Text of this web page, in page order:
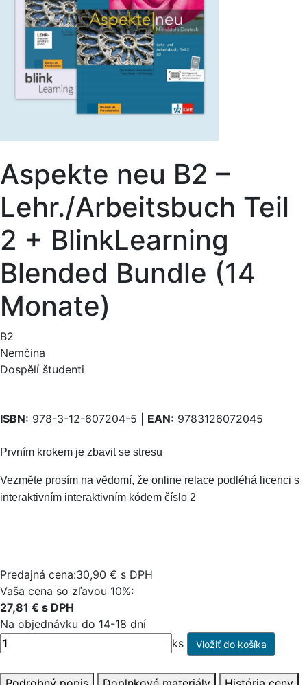
Aspekte neu B2 –
Lehr./Arbeitsbuch Teil
2 + BlinkLearning
Blended Bundle (14
Monate)
B2
Nemčina
Dospělí študenti
ISBN: 978-3-12-607204-5 | EAN: 9783126072045
Prvním krokem je zbavit se stresu
Vezměte prosím na vědomí, že online relace podléhá licenci s
interaktivním interaktivním kódem číslo 2
Predajná cena:30,90 € s DPH
Vaša cena so zľavou 10%:
27,81 € s DPH
Na objednávku do 14-18 dní
ks